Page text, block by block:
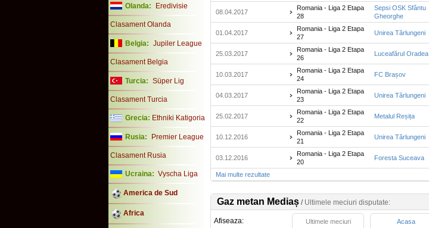
Olanda: Eredivisie
Clasament Olanda
Belgia: Jupiler League
Clasament Belgia
Turcia: Süper Lig
Clasament Turcia
Grecia: Ethniki Katigoria
Rusia: Premier League
Clasament Rusia
Ucraina: Vyscha Liga
America de Sud
Africa
08.04.2017
Romania - Liga 2 Etapa
28
Sepsi OSK Sfântu
Gheorghe
01.04.2017
Romania - Liga 2 Etapa
27
Unirea Tărlungeni
25.03.2017
Romania - Liga 2 Etapa
26
Luceafărul Oradea
10.03.2017
Romania - Liga 2 Etapa
24
FC Brașov
04.03.2017
Romania - Liga 2 Etapa
23
Unirea Tărlungeni
25.02.2017
Romania - Liga 2 Etapa
22
Metalul Reșița
10.12.2016
Romania - Liga 2 Etapa
21
Unirea Tărlungeni
03.12.2016
Romania - Liga 2 Etapa
20
Foresta Suceava
Mai multe rezultate
Gaz metan Mediaș / Ultimele meciuri disputate:
Afiseaza: Ultimele meciuri Acasa